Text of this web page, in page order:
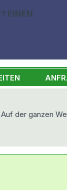
EINEN
Auf der ganzen